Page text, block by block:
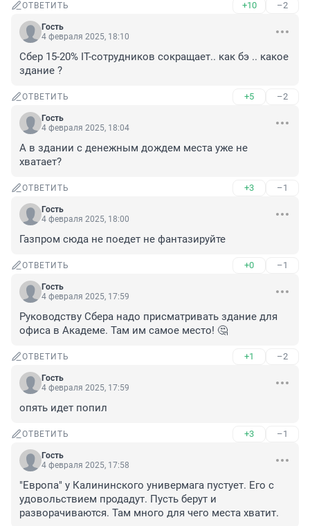
ОТВЕТИТЬ +10 –2
Гость
4 февраля 2025, 18:10
Сбер 15-20% IT-сотрудников сокращает.. как бэ .. какое
здание ?
ОТВЕТИТЬ +5 –2
Гость
4 февраля 2025, 18:04
А в здании с денежным дождем места уже не
хватает?
ОТВЕТИТЬ +3 –1
Гость
4 февраля 2025, 18:00
Газпром сюда не поедет не фантазируйте
ОТВЕТИТЬ +0 –1
Гость
4 февраля 2025, 17:59
Руководству Сбера надо присматривать здание для
офиса в Академе. Там им самое место! 🤔
ОТВЕТИТЬ +1 –2
Гость
4 февраля 2025, 17:59
опять идет попил
ОТВЕТИТЬ +3 –1
Гость
4 февраля 2025, 17:58
"Европа" у Калининского универмага пустует. Его с
удовольствием продадут. Пусть берут и
разворачиваются. Там много для чего места хватит.